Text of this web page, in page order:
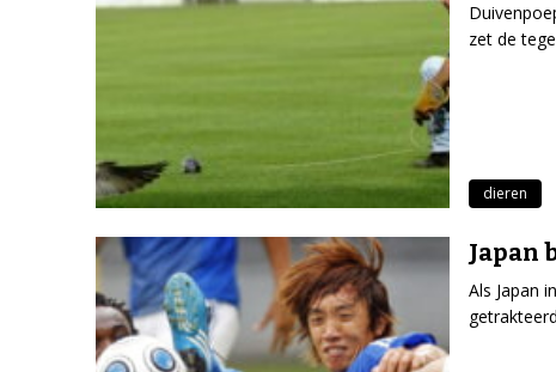
zet de
dieren
Japan
Als Japan